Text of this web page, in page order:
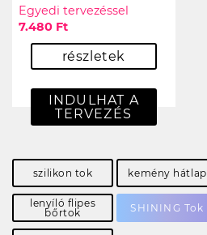
Egyedi tervezéssel
7.480 Ft
részletek
INDULHAT A
TERVEZÉS
szilikon tok kemény hátlap
lenyíló flipes
bőrtok
SHINING Tok